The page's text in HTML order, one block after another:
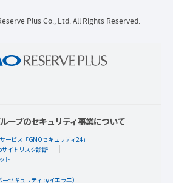
Plus Co., Ltd. All Rights Reserved.
ープのセキュリティ事業について
ービス「GMOセキュリティ24」
サイトリスク診断
ト
セキュリティ byイエラエ）